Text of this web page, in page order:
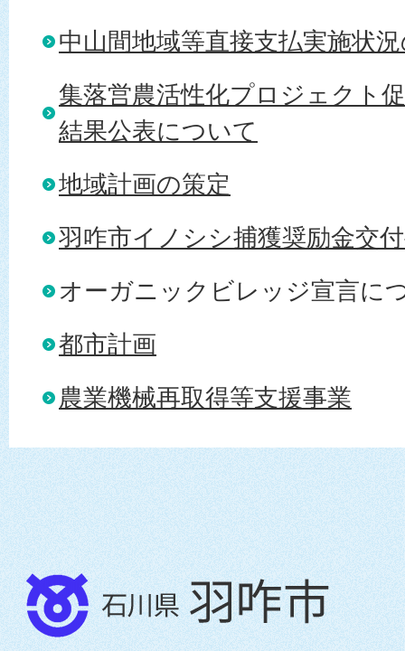
中山間地域等直接支払実施状
集落営農活性化プロジェクト
結果公表について
地域計画の策定
羽咋市イノシシ捕獲奨励金交
オーガニックビレッジ宣言に
都市計画
農業機械再取得等支援事業